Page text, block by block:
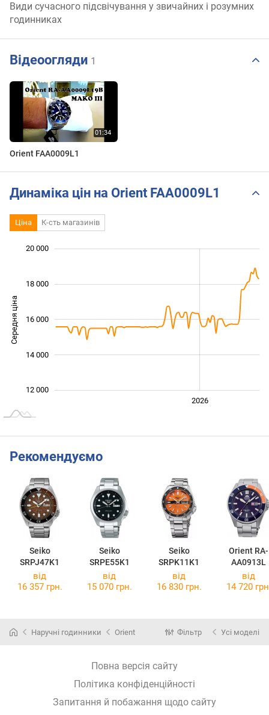
Види сучасного підсвічування у звичайних і розумних
годинниках
Відеоогляди 1
Orient FAA0009L1
Динаміка цін на Orient FAA0009L1
Ціна К-сть магазинів
Середня ціна 12 000
12 000
14 000
16 000
18 000
20 000
2026
Рекомендуємо
Seiko
SRPJ47K1
Seiko
SRPE55K1
Seiko
SRPK11K1
Orient RA-
AA0913L
від
16 357 грн.
від
15 070 грн.
від
16 830 грн.
від
14 720
Наручні годинники Orient Фільтр Усі моделі
Повна версія сайту
Політика конфіденційності
Запитання й побажання щодо сайту